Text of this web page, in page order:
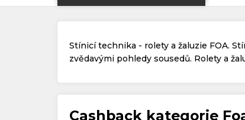
Stínicí technika - rolety a žaluzie FOA.
zvědavými pohledy sousedů. Rolety a
Cashback kategorie